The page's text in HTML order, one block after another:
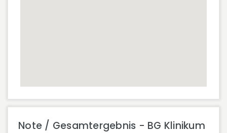
Note / Gesamtergebnis - BG Klinikum